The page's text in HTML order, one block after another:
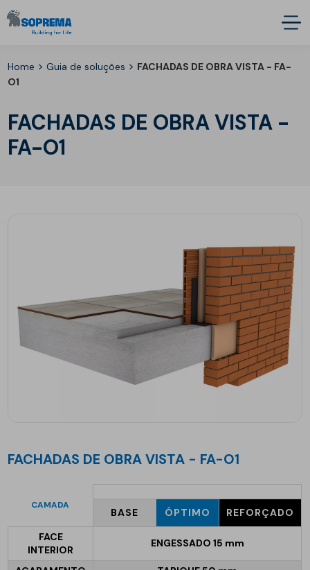
Home >Guia de soluções > FACHADAS DE OBRA VISTA - FA-
O1
FACHADAS DE OBRA VISTA -
FA-O1
FACHADAS DE OBRA VISTA - FA-O1
CAMADA
BASE ÓPTIMO
REFORÇADO
FACE
INTERIOR
ENGESSADO 15 mm